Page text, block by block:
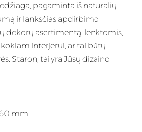
pagaminta iš natūralių
ir lanksčias apdirbimo
dekorų asortimentą, lenktomis,
interjerui, ar tai būtų
Staron, tai yra Jūsų dizaino
mm.